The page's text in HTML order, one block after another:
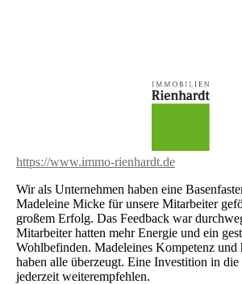
https://www.immo-rienhardt.de
Wir als Unternehmen haben eine
Madeleine Micke für unsere Mitarbeiter
großem Erfolg. Das Feedback war
Mitarbeiter hatten mehr Energie und ein
Wohlbefinden. Madeleines Kompetenz
haben alle überzeugt. Eine Investition in
jederzeit weiterempfehlen.